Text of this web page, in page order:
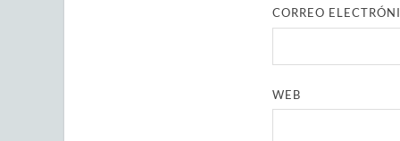
CORREO
WEB